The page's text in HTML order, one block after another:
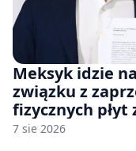
Meksyk idzie
związku z
fizycznych płyt
7 sie 2026